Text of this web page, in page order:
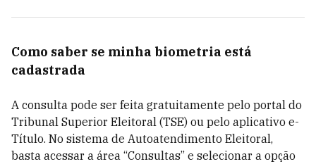
Como saber se minha biometria está
cadastrada
A consulta pode ser feita gratuitamente pelo portal do
Tribunal Superior Eleitoral (TSE) ou pelo aplicativo e-
Título. No sistema de Autoatendimento Eleitoral,
basta acessar a área “Consultas” e selecionar a opção